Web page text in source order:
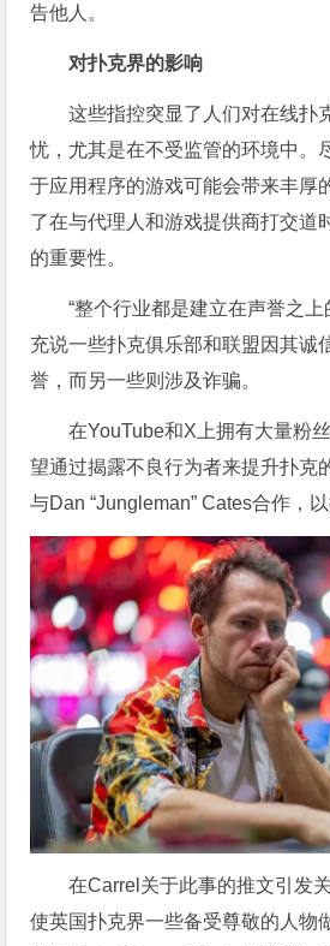
告他人。
对扑克界的影响
这些指控突显了人们对在线扑
忧，尤其是在不受监管的环境中。
于应用程序的游戏可能会带来丰厚
了在与代理人和游戏提供商打交道
的重要性。
“整个行业都是建立在声誉之
充说一些扑克俱乐部和联盟因其诚
誉，而另一些则涉及诈骗。
在YouTube和X上拥有大量粉
望通过揭露不良行为者来提升扑克
与Dan “Jungleman” Cates合作，
在Carrel关于此事的推文引发
使英国扑克界一些备受尊敬的人物